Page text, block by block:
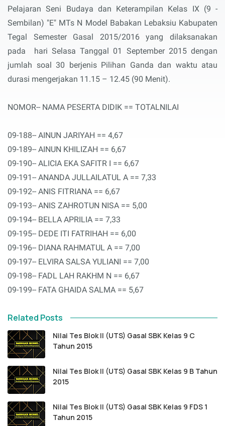
Pelajaran Seni Budaya dan Keterampilan Kelas IX (9 -
Sembilan) "E" MTs N Model Babakan Lebaksiu Kabupaten
Tegal Semester Gasal 2015/2016 yang dilaksanakan
pada hari Selasa Tanggal 01 September 2015 dengan
jumlah soal 30 berjenis Pilihan Ganda dan waktu atau
durasi mengerjakan 11.15 – 12.45 (90 Menit).
NOMOR-- NAMA PESERTA DIDIK == TOTALNILAI
09-188-- AINUN JARIYAH == 4,67
09-189-- AINUN KHILIZAH == 6,67
09-190-- ALICIA EKA SAFITR I == 6,67
09-191-- ANANDA JULLAILATUL A == 7,33
09-192-- ANIS FITRIANA == 6,67
09-193-- ANIS ZAHROTUN NISA == 5,00
09-194-- BELLA APRILIA == 7,33
09-195-- DEDE ITI FATRIHAH == 6,00
09-196-- DIANA RAHMATUL A == 7,00
09-197-- ELVIRA SALSA YULIANI == 7,00
09-198-- FADL LAH RAKHM N == 6,67
09-199-- FATA GHAIDA SALMA == 5,67
Related Posts
Nilai Tes Blok II (UTS) Gasal SBK Kelas 9 C
Tahun 2015
Nilai Tes Blok II (UTS) Gasal SBK Kelas 9 B Tahun
2015
Nilai Tes Blok II (UTS) Gasal SBK Kelas 9 FDS 1
Tahun 2015